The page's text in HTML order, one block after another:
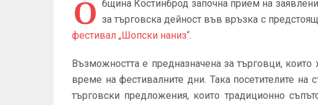
О бщина Костинброд започна прием на
за търговска дейност във връзка с
фестивал „Шопски наниз“.
Възможността е предназначена за търговци,
време на фестивалните дни. Така посетителите на
търговски предложения, които традиционно